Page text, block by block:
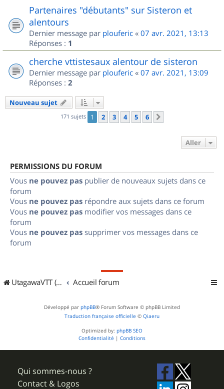
Partenaires "débutants" sur Sisteron et
alentours
Dernier message par plouferic « 07 avr. 2021, 13:13
Réponses : 1
cherche vttistesaux alentour de sisteron
Dernier message par plouferic « 07 avr. 2021, 13:09
Réponses : 2
Nouveau sujet
171 sujets 1 2 3 4 5 6
Aller
PERMISSIONS DU FORUM
Vous ne pouvez pas publier de nouveaux sujets dans ce
forum
Vous ne pouvez pas répondre aux sujets dans ce forum
Vous ne pouvez pas modifier vos messages dans ce
forum
Vous ne pouvez pas supprimer vos messages dans ce
forum
UtagawaVTT (Randos VTT et VTTAE avec traces GPS) Accueil forum
Développé par phpBB® Forum Software © phpBB Limited
Traduction française officielle © Qiaeru
Optimized by: phpBB SEO
Confidentialité | Conditions
Qui sommes-nous ?
Contact & Logos